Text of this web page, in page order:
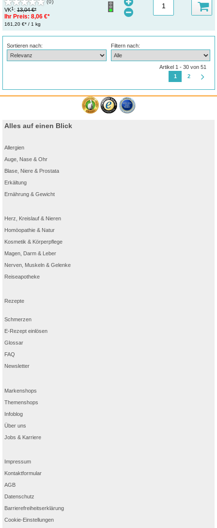
(0)
VK1: 13,04 €*
Ihr Preis: 8,06 €*
161,20 €* / 1 kg
Sortieren nach: Filtern nach:
Artikel 1 - 30 von 51
1
2
Alles auf einen Blick
Allergien
Auge, Nase & Ohr
Blase, Niere & Prostata
Erkältung
Ernährung & Gewicht
Herz, Kreislauf & Nieren
Homöopathie & Natur
Kosmetik & Körperpflege
Magen, Darm & Leber
Nerven, Muskeln & Gelenke
Reiseapotheke
Rezepte
Schmerzen
E-Rezept einlösen
Glossar
FAQ
Newsletter
Markenshops
Themenshops
Infoblog
Über uns
Jobs & Karriere
Impressum
Kontaktformular
AGB
Datenschutz
Barrierefreiheitserklärung
Cookie-Einstellungen